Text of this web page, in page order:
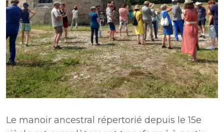
Le manoir ancestral répertorié depuis le 15e